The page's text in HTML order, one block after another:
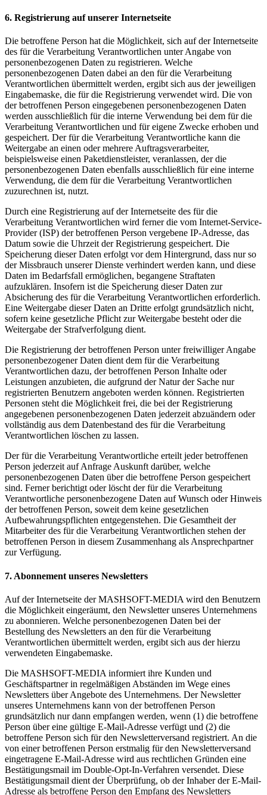
6. Registrierung auf unserer Internetseite
Die betroffene Person hat die Möglichkeit, sich auf der Internetseite
des für die Verarbeitung Verantwortlichen unter Angabe von
personenbezogenen Daten zu registrieren. Welche
personenbezogenen Daten dabei an den für die Verarbeitung
Verantwortlichen übermittelt werden, ergibt sich aus der jeweiligen
Eingabemaske, die für die Registrierung verwendet wird. Die von
der betroffenen Person eingegebenen personenbezogenen Daten
werden ausschließlich für die interne Verwendung bei dem für die
Verarbeitung Verantwortlichen und für eigene Zwecke erhoben und
gespeichert. Der für die Verarbeitung Verantwortliche kann die
Weitergabe an einen oder mehrere Auftragsverarbeiter,
beispielsweise einen Paketdienstleister, veranlassen, der die
personenbezogenen Daten ebenfalls ausschließlich für eine interne
Verwendung, die dem für die Verarbeitung Verantwortlichen
zuzurechnen ist, nutzt.
Durch eine Registrierung auf der Internetseite des für die
Verarbeitung Verantwortlichen wird ferner die vom Internet-Service-
Provider (ISP) der betroffenen Person vergebene IP-Adresse, das
Datum sowie die Uhrzeit der Registrierung gespeichert. Die
Speicherung dieser Daten erfolgt vor dem Hintergrund, dass nur so
der Missbrauch unserer Dienste verhindert werden kann, und diese
Daten im Bedarfsfall ermöglichen, begangene Straftaten
aufzuklären. Insofern ist die Speicherung dieser Daten zur
Absicherung des für die Verarbeitung Verantwortlichen erforderlich.
Eine Weitergabe dieser Daten an Dritte erfolgt grundsätzlich nicht,
sofern keine gesetzliche Pflicht zur Weitergabe besteht oder die
Weitergabe der Strafverfolgung dient.
Die Registrierung der betroffenen Person unter freiwilliger Angabe
personenbezogener Daten dient dem für die Verarbeitung
Verantwortlichen dazu, der betroffenen Person Inhalte oder
Leistungen anzubieten, die aufgrund der Natur der Sache nur
registrierten Benutzern angeboten werden können. Registrierten
Personen steht die Möglichkeit frei, die bei der Registrierung
angegebenen personenbezogenen Daten jederzeit abzuändern oder
vollständig aus dem Datenbestand des für die Verarbeitung
Verantwortlichen löschen zu lassen.
Der für die Verarbeitung Verantwortliche erteilt jeder betroffenen
Person jederzeit auf Anfrage Auskunft darüber, welche
personenbezogenen Daten über die betroffene Person gespeichert
sind. Ferner berichtigt oder löscht der für die Verarbeitung
Verantwortliche personenbezogene Daten auf Wunsch oder Hinweis
der betroffenen Person, soweit dem keine gesetzlichen
Aufbewahrungspflichten entgegenstehen. Die Gesamtheit der
Mitarbeiter des für die Verarbeitung Verantwortlichen stehen der
betroffenen Person in diesem Zusammenhang als Ansprechpartner
zur Verfügung.
7. Abonnement unseres Newsletters
Auf der Internetseite der MASHSOFT-MEDIA wird den Benutzern
die Möglichkeit eingeräumt, den Newsletter unseres Unternehmens
zu abonnieren. Welche personenbezogenen Daten bei der
Bestellung des Newsletters an den für die Verarbeitung
Verantwortlichen übermittelt werden, ergibt sich aus der hierzu
verwendeten Eingabemaske.
Die MASHSOFT-MEDIA informiert ihre Kunden und
Geschäftspartner in regelmäßigen Abständen im Wege eines
Newsletters über Angebote des Unternehmens. Der Newsletter
unseres Unternehmens kann von der betroffenen Person
grundsätzlich nur dann empfangen werden, wenn (1) die betroffene
Person über eine gültige E-Mail-Adresse verfügt und (2) die
betroffene Person sich für den Newsletterversand registriert. An die
von einer betroffenen Person erstmalig für den Newsletterversand
eingetragene E-Mail-Adresse wird aus rechtlichen Gründen eine
Bestätigungsmail im Double-Opt-In-Verfahren versendet. Diese
Bestätigungsmail dient der Überprüfung, ob der Inhaber der E-Mail-
Adresse als betroffene Person den Empfang des Newsletters